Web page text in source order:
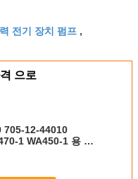
전기 장치 펌프 ,
으로
705-12-44010
1 WA450-1 용 유